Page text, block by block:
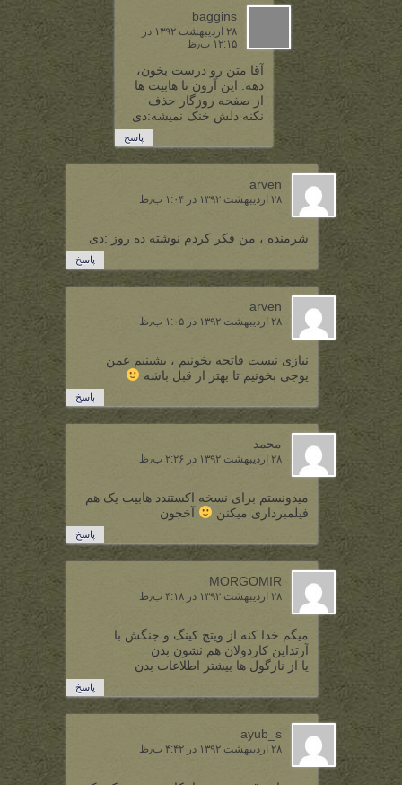
baggins
۲۸ اردیبهشت ۱۳۹۲ در
۱۲:۱۵ ب٫ظ
آقا متن رو درست بخون،
دهه. این آرون تا هابیت ها
از صفحه روزگار حذف
نکنه دلش خنک نمیشه:دی
پاسخ
arven
۲۸ اردیبهشت ۱۳۹۲ در ۱:۰۴ ب٫ظ
شرمنده ، من فکر کردم نوشته ده روز :دی
پاسخ
arven
۲۸ اردیبهشت ۱۳۹۲ در ۱:۰۵ ب٫ظ
نیازی نیست فاتحه بخونیم ، بشینیم عمن
یوجی بخونیم تا بهتر از قبل باشه
پاسخ
محمد
۲۸ اردیبهشت ۱۳۹۲ در ۲:۲۶ ب٫ظ
میدونستم برای نسخه اکستندد هابیت یک هم
فیلمبرداری میکنن
آخجون
پاسخ
MORGOMIR
۲۸ اردیبهشت ۱۳۹۲ در ۴:۱۸ ب٫ظ
میگم خدا کنه از ویتچ کینگ و جنگش با
آرتداین کاردولان هم نشون بدن
یا از نازگول ها بیشتر اطلاعات بدن
پاسخ
ayub_s
۲۸ اردیبهشت ۱۳۹۲ در ۴:۴۲ ب٫ظ